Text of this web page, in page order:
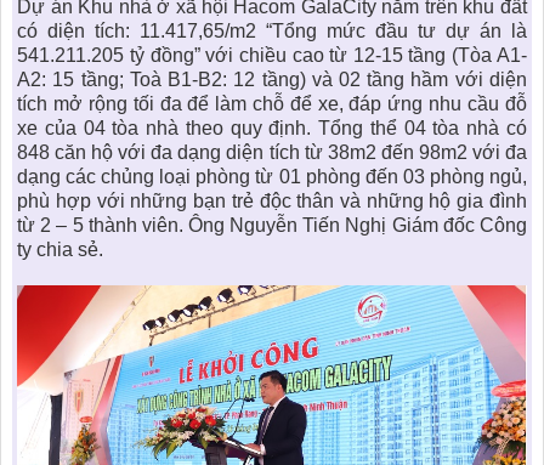
Dự án Khu nhà ở xã hội Hacom GalaCity nằm trên khu đất
có diện tích: 11.417,65/m2 “Tổng mức đầu tư dự án là
541.211.205 tỷ đồng” với chiều cao từ 12-15 tầng (Tòa A1-
A2: 15 tầng; Toà B1-B2: 12 tầng) và 02 tầng hầm với diện
tích mở rộng tối đa để làm chỗ để xe, đáp ứng nhu cầu đỗ
xe của 04 tòa nhà theo quy định. Tổng thể 04 tòa nhà có
848 căn hộ với đa dạng diện tích từ 38m2 đến 98m2 với đa
dạng các chủng loại phòng từ 01 phòng đến 03 phòng ngủ,
phù hợp với những bạn trẻ độc thân và những hộ gia đình
từ 2 – 5 thành viên. Ông Nguyễn Tiến Nghị Giám đốc Công
ty chia sẻ.